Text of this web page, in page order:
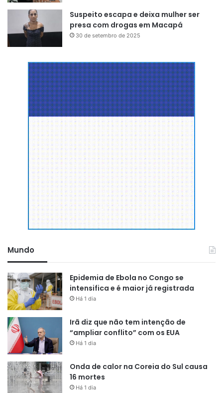
Utilizando cadeira de rodas, dona Neide sofre diariamente
para ter acesso a saúde. No dia da nossa gravação ela
esperou por horas na parada de ônibus e quando chega ao
hospital o médico não está mais. “Espero muito tempo o
transporte coletivo. Quando passa, ou está lotado ou o
sistema de mobilidade de transporte no coletivo não
funciona. É um dilema diário que sofremos com esse
descaso” .
Calçadas sem rampa, dificuldades em meio a buracos, são
muitos os problemas que impedem a locomoção de
de abandono.
Suspeito escapa e deixa mulher ser
presa com drogas em Macapá
30 de setembro de 2025
Mundo
Epidemia de Ebola no Congo se
intensifica e é maior já registrada
Há 1 dia
Irã diz que não tem intenção de
“ampliar conflito” com os EUA
Há 1 dia
Onda de calor na Coreia do Sul causa
16 mortes
Há 1 dia